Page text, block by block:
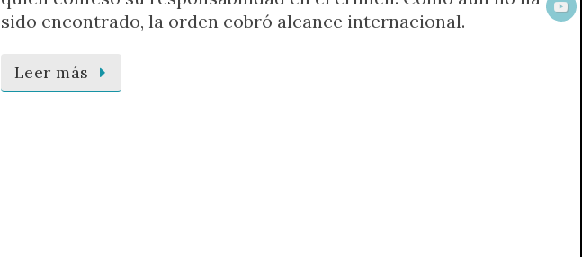
sido encontrado, la orden cobró alcance internacional.
Leer más